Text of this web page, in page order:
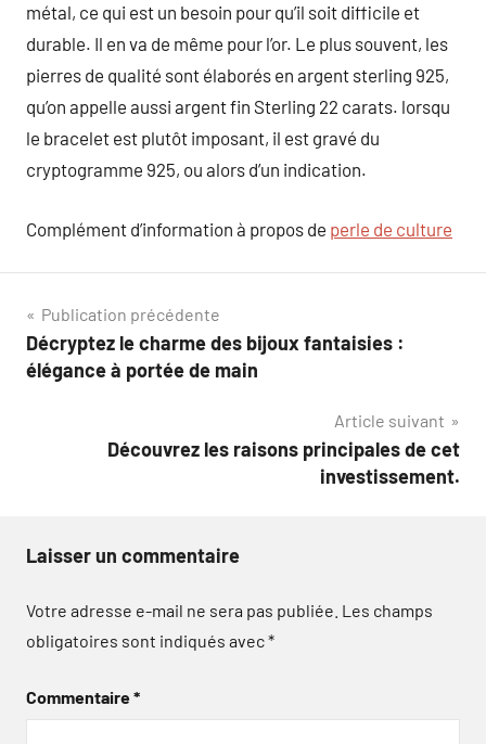
métal, ce qui est un besoin pour qu’il soit difficile et
durable. Il en va de même pour l’or. Le plus souvent, les
pierres de qualité sont élaborés en argent sterling 925,
qu’on appelle aussi argent fin Sterling 22 carats. lorsqu
le bracelet est plutôt imposant, il est gravé du
cryptogramme 925, ou alors d’un indication.
Complément d’information à propos de perle de culture
Navigation
de
Publication précédente
Décryptez le charme des bijoux fantaisies :
élégance à portée de main
Article suivant
Découvrez les raisons principales de cet
investissement.
Laisser un commentaire
Votre adresse e-mail ne sera pas publiée. Les champs
obligatoires sont indiqués avec*
Commentaire*